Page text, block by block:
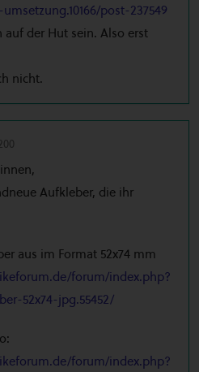
post-237549
der Hut sein. Also erst
nicht.
Aufkleber, die ihr
aus im Format 52x74 mm
forum/index.php?
52x74-jpg.55452/
forum/index.php?